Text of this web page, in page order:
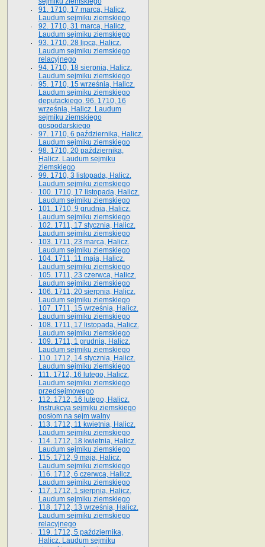
91. 1710, 17 marca, Halicz.
Laudum sejmiku ziemskiego
92. 1710, 31 marca, Halicz.
Laudum sejmiku ziemskiego
93. 1710, 28 lipca, Halicz.
Laudum sejmiku ziemskiego
relacyjnego
94. 1710, 18 sierpnia, Halicz.
Laudum sejmiku ziemskiego
95. 1710, 15 września, Halicz.
Laudum sejmiku ziemskiego
deputackiego. 96. 1710, 16
września, Halicz. Laudum
sejmiku ziemskiego
gospodarskiego
97. 1710, 6 października, Halicz.
Laudum sejmiku ziemskiego
98. 1710, 20 października,
Halicz. Laudum sejmiku
ziemskiego
99. 1710, 3 listopada, Halicz.
Laudum sejmiku ziemskiego
100. 1710, 17 listopada, Halicz.
Laudum sejmiku ziemskiego
101. 1710, 9 grudnia, Halicz.
Laudum sejmiku ziemskiego
102. 1711, 17 stycznia, Halicz.
Laudum sejmiku ziemskiego
103. 1711, 23 marca, Halicz.
Laudum sejmiku ziemskiego
104. 1711, 11 maja, Halicz.
Laudum sejmiku ziemskiego
105. 1711, 23 czerwca, Halicz.
Laudum sejmiku ziemskiego
106. 1711, 20 sierpnia, Halicz.
Laudum sejmiku ziemskiego
107. 1711, 15 września, Halicz.
Laudum sejmiku ziemskiego
108. 1711, 17 listopada, Halicz.
Laudum sejmiku ziemskiego
109. 1711, 1 grudnia, Halicz.
Laudum sejmiku ziemskiego
110. 1712, 14 stycznia, Halicz.
Laudum sejmiku ziemskiego
111. 1712, 16 lutego, Halicz.
Laudum sejmiku ziemskiego
przedsejmowego
112. 1712, 16 lutego, Halicz.
Instrukcya sejmiku ziemskiego
posłom na sejm walny
113. 1712, 11 kwietnia, Halicz.
Laudum sejmiku ziemskiego
114. 1712, 18 kwietnia, Halicz.
Laudum sejmiku ziemskiego
115. 1712, 9 maja, Halicz.
Laudum sejmiku ziemskiego
116. 1712, 6 czerwca, Halicz.
Laudum sejmiku ziemskiego
117. 1712, 1 sierpnia, Halicz.
Laudum sejmiku ziemskiego
118. 1712, 13 września, Halicz.
Laudum sejmiku ziemskiego
relacyjnego
119. 1712, 5 października,
Halicz. Laudum sejmiku